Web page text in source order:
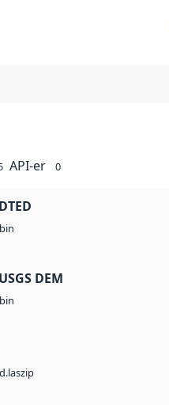
API-er 0
bin
DEM
bin